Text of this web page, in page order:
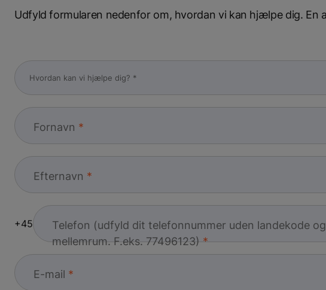
Udfyld formularen nedenfor om, hvordan vi kan hjælpe dig.
Fornavn
Efternavn
Telefon (udfyld dit telefonnummer uden landekode og
mellemrum. F.eks. 77496123)
+45
E-mail